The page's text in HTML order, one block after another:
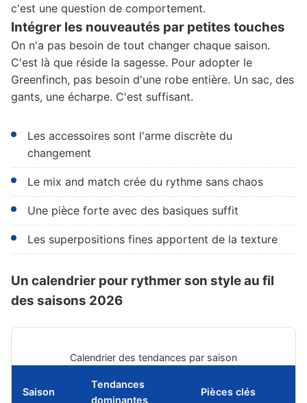
c'est une question de comportement.
Intégrer les nouveautés par petites touches
On n'a pas besoin de tout changer chaque saison.
C'est là que réside la sagesse. Pour adopter le
Greenfinch, pas besoin d'une robe entière. Un sac, des
gants, une écharpe. C'est suffisant.
Les accessoires sont l'arme discrète du
changement
Le mix and match crée du rythme sans chaos
Une pièce forte avec des basiques suffit
Les superpositions fines apportent de la texture
Un calendrier pour rythmer son style au fil
des saisons 2026
Calendrier des tendances par saison
Saison
Tendances
dominantes
Pièces clés